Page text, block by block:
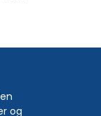
og